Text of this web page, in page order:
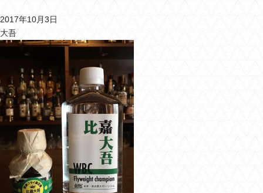
バー ウッディについて
メニュー＆料金
おすすめカクテル
交通のご案内
フォトギャラリー
ブログ
2017年10月3日
大吾